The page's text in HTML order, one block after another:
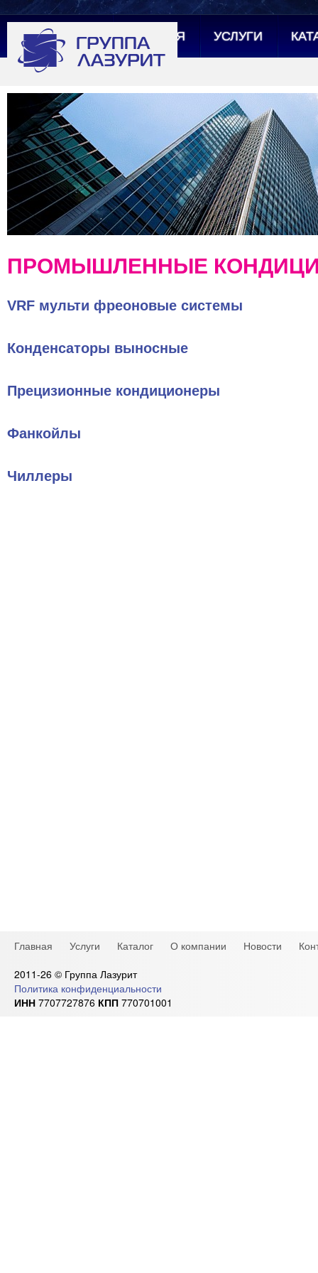
ГЛАВНАЯ УСЛУГИ
ПРОМЫШЛЕННЫЕ
VRF мульти фреоновые системы
Конденсаторы выносные
Прецизионные кондиционеры
Фанкойлы
Чиллеры
Главная Услуги Каталог О компании Новости
2011-26 © Группа Лазурит
Политика конфиденциальности
ИНН 7707727876 КПП 770701001